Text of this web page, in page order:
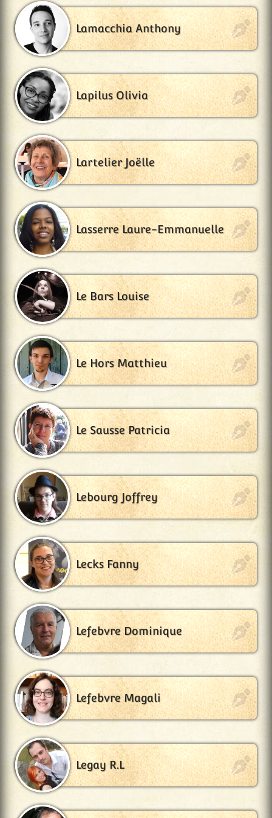
Lamacchia Anthony
Lapilus Olivia
Lartelier Joëlle
Lasserre Laure-Emmanuelle
Le Bars Louise
Le Hors Matthieu
Le Sausse Patricia
Lebourg Joffrey
Lecks Fanny
Lefebvre Dominique
Lefebvre Magali
Legay R.L